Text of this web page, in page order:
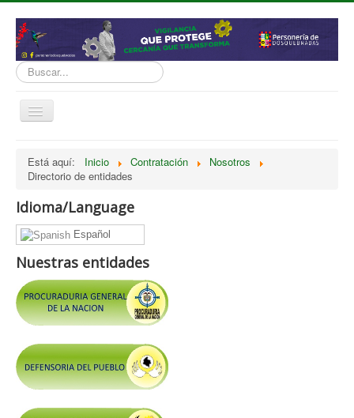
Buscar...
Cambiar
Normatividad
Nosotros
Presupuesto
Politicas, Planes, Proyectos
Tramites y Servicios
Contratación
Control y Rendición de Cuentas
Grupos De Interés
Está aquí: Inicio Contratación
Nosotros
Directorio de entidades
Idioma/Language
Español
Nuestras entidades